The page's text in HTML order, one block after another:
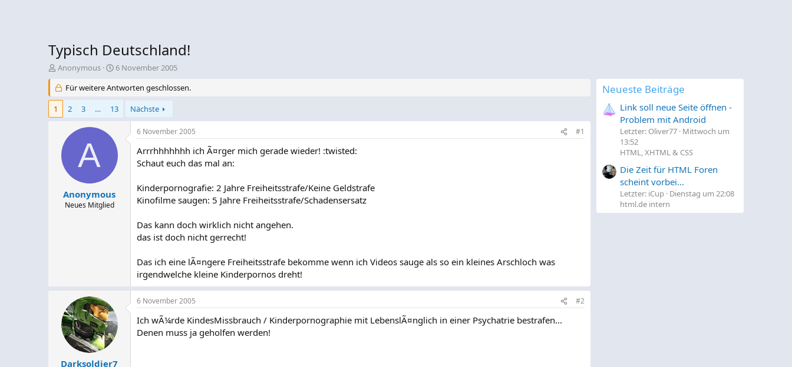
Typisch Deutschland!
E
s
t
l
Anonymous
E
s
e
t
a
m
6 November 2005
Für weitere Antworten geschlossen.
1
2 3 … 13 Nächste
A
Anonymous
Neues Mitglied
6 November 2005 #1
Arrrhhhhhhh ich Ã¤rger mich gerade wieder! :twisted:
Schaut euch das mal an:
Kinderpornografie: 2 Jahre Freiheitsstrafe/Keine Geldstrafe
Kinofilme saugen: 5 Jahre Freiheitsstrafe/Schadensersatz
Das kann doch wirklich nicht angehen.
das ist doch nicht gerrecht!
Das ich eine lÃ¤ngere Freiheitsstrafe bekomme wenn ich Videos sauge als so ein kleines Arschloch was
irgendwelche kleine Kinderpornos dreht!
Darksoldier7
6 November 2005 #2
Ich wÃ¼rde KindesMissbrauch / Kinderpornographie mit LebenslÃ¤nglich in einer Psychatrie bestrafen...
Denen muss ja geholfen werden!
Neueste Beiträge
Link soll neue Seite öffnen -
Problem mit Android
Letzter: Oliver77 Mittwoch um
13:52
HTML, XHTML & CSS
Die Zeit für HTML Foren
scheint vorbei...
Letzter: iCup Dienstag um 22:08
html.de intern